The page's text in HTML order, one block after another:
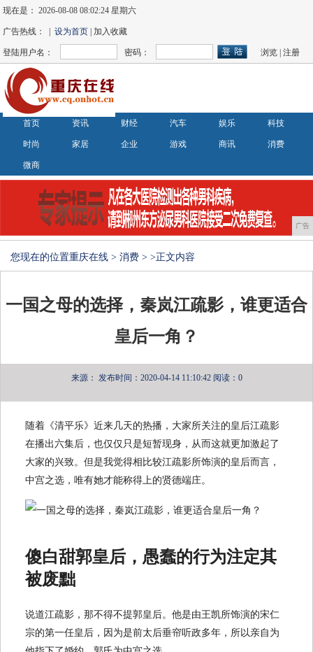
现在是：2026-08-08 08:02:25 星期六
广告热线： |设为首页 | 加入收藏
登陆用户名： 密码： 浏览 |注册
首页 资讯 财经 汽车 娱乐 科技
时尚 家居 企业 游戏 商讯 消费
微商
广告
您现在的位置重庆在线 > 消费 > >正文内容
一国之母的选择，秦岚江疏影，谁更适合
皇后一角？
来源： 发布时间：2020-04-14 11:10:42 阅读：0
随着《清平乐》近来几天的热播，大家所关注的皇后江疏影
在播出六集后，也仅仅只是短暂现身，从而这就更加激起了
大家的兴致。但是我觉得相比较江疏影所饰演的皇后而言，
中宫之选，唯有她才能称得上的贤德端庄。
傻白甜郭皇后，愚蠢的行为注定其
被废黜
说道江疏影，那不得不提郭皇后。他是由王凯所饰演的宋仁
宗的第一任皇后，因为是前太后垂帘听政多年，所以亲自为